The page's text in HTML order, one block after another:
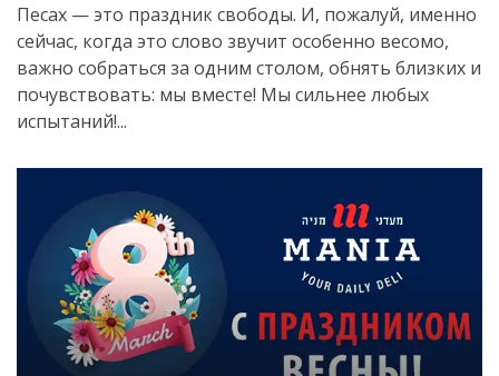
Песах — это праздник свободы. И, пожалуй, именно
сейчас, когда это слово звучит особенно весомо,
важно собраться за одним столом, обнять близких и
почувствовать: мы вместе! Мы сильнее любых
испытаний!...